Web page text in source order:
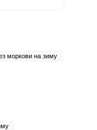
моркови на зиму